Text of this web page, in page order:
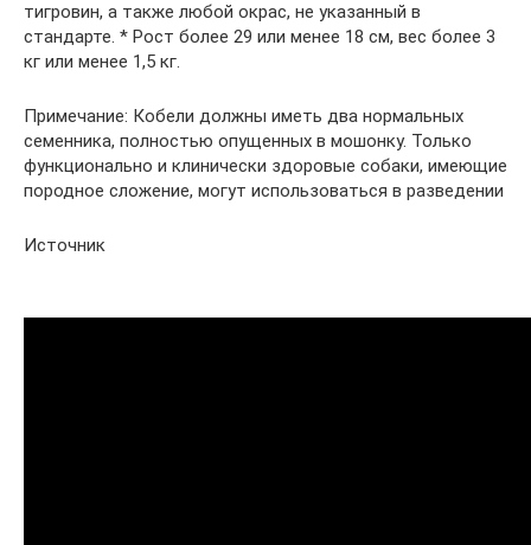
тигровин, а также любой окрас, не указанный в
стандарте. * Рост более 29 или менее 18 см, вес более 3
кг или менее 1,5 кг.
Примечание: Кобели должны иметь два нормальных
семенника, полностью опущенных в мошонку. Только
функционально и клинически здоровые собаки, имеющие
породное сложение, могут использоваться в разведении
Источник